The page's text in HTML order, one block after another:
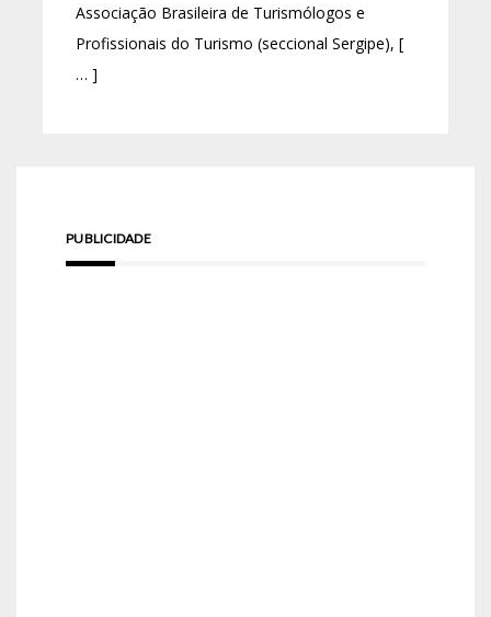
Associação Brasileira de Turismólogos e
Profissionais do Turismo (seccional Sergipe), [
… ]
PUBLICIDADE